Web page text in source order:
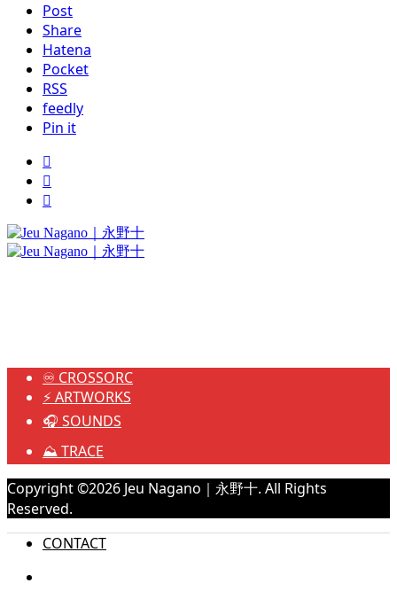
Post
Share
Hatena
Pocket
RSS
feedly
Pin it



♾️ CROSSORC
⚡️ ARTWORKS
🎧 SOUNDS
⛰️ TRACE
Copyright ©2026 Jeu Nagano｜永野十. All Rights
Reserved.
CONTACT